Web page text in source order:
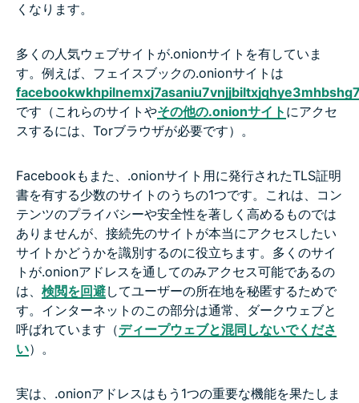
くなります。
多くの人気ウェブサイトが.onionサイトを有していま
す。例えば、フェイスブックの.onionサイトは
です（これらのサイトやその他の.onionサイト にアクセ
スするには、Torブラウザが必要です）。
Facebookもまた、.onionサイト用に発行されたTLS証明
書を有する少数のサイトのうちの1つです。これは、コン
テンツのプライバシーや安全性を著しく高めるものでは
ありませんが、接続先のサイトが本当にアクセスしたい
サイトかどうかを識別するのに役立ちます。多くのサイ
トが.onionアドレスを通してのみアクセス可能であるの
は、 検閲を回避してユーザーの所在地を秘匿するためで
す。インターネットのこの部分は通常、ダークウェブと
呼ばれています（ディープウェブと混同しないでくださ
い）。
実は、.onionアドレスはもう1つの重要な機能を果たしま